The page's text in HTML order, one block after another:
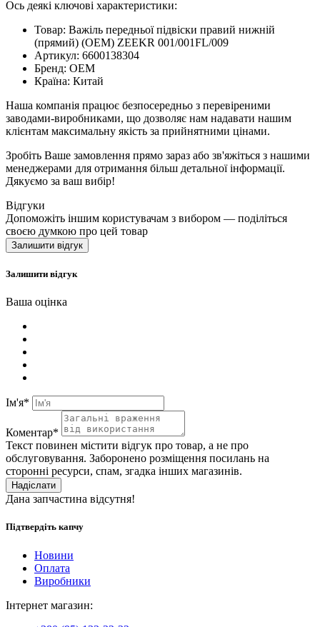
Ось деякі ключові характеристики:
Товар: Важіль передньої підвіски правий нижній
(прямий) (OEM) ZEEKR 001/001FL/009
Артикул: 6600138304
Бренд: OEM
Країна: Китай
Наша компанія працює безпосередньо з перевіреними
заводами-виробниками, що дозволяє нам надавати нашим
клієнтам максимальну якість за прийнятними цінами.
Зробіть Ваше замовлення прямо зараз або зв'яжіться з нашими
менеджерами для отримання більш детальної інформації.
Дякуємо за ваш вибір!
Відгуки
Допоможіть іншим користувачам з вибором — поділіться
своєю думкою про цей товар
Залишити відгук
Залишити відгук
Ваша оцінка
Ім'я*
Коментар*
Текст повинен містити відгук про товар, а не про
обслуговування. Заборонено розміщення посилань на
сторонні ресурси, спам, згадка інших магазинів.
Надіслати
Дана запчастина відсутня!
Підтвердіть капчу
Новини
Оплата
Виробники
Інтернет магазин: